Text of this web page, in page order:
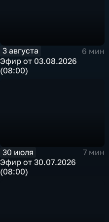
3 августа
6 мин
Эфир от 03.08.2026
(08:00)
30 июля
7 мин
Эфир от 30.07.2026
(08:00)